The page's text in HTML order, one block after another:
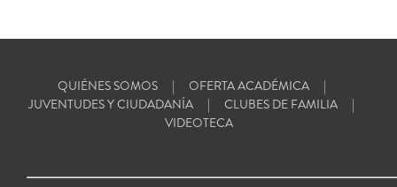
QUIÉNES SOMOS
OFERTA ACADÉMICA
JUVENTUDES Y CIUDADANÍA
CLUBES DE FAMILIA
VIDEOTECA